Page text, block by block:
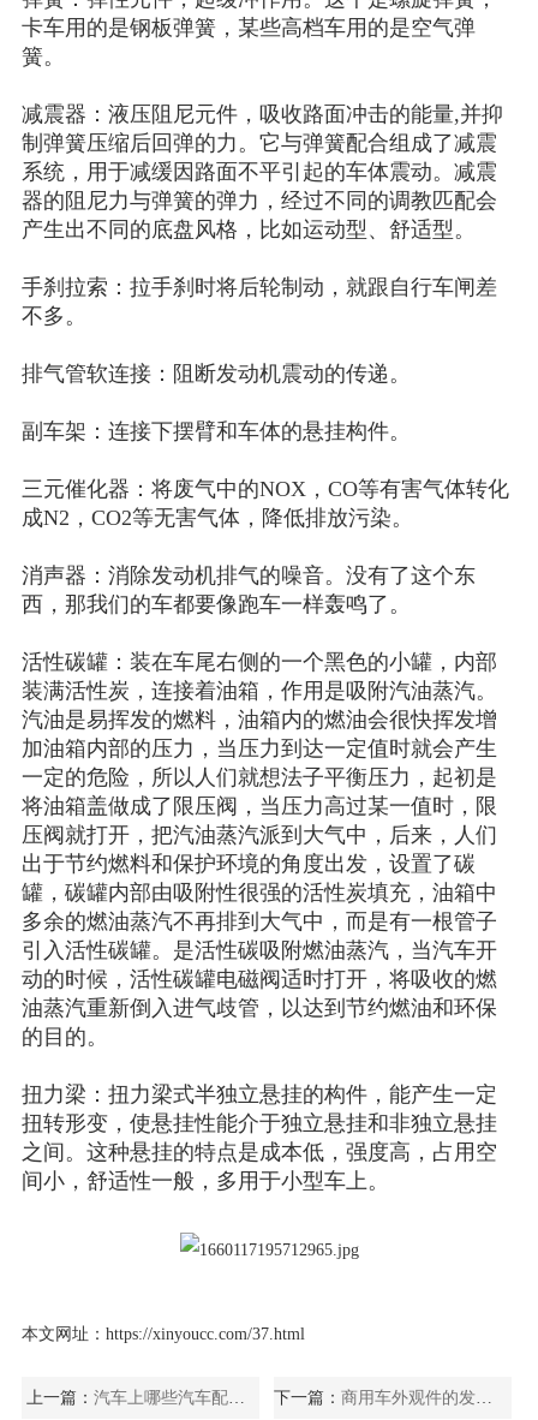
卡车用的是钢板弹簧，某些高档车用的是空气弹
簧。
减震器：液压阻尼元件，吸收路面冲击的能量,并抑
制弹簧压缩后回弹的力。它与弹簧配合组成了减震
系统，用于减缓因路面不平引起的车体震动。减震
器的阻尼力与弹簧的弹力，经过不同的调教匹配会
产生出不同的底盘风格，比如运动型、舒适型。
手刹拉索：拉手刹时将后轮制动，就跟自行车闸差
不多。
排气管软连接：阻断发动机震动的传递。
副车架：连接下摆臂和车体的悬挂构件。
三元催化器：将废气中的NOX，CO等有害气体转化
成N2，CO2等无害气体，降低排放污染。
消声器：消除发动机排气的噪音。没有了这个东
西，那我们的车都要像跑车一样轰鸣了。
活性碳罐：装在车尾右侧的一个黑色的小罐，内部
装满活性炭，连接着油箱，作用是吸附汽油蒸汽。
汽油是易挥发的燃料，油箱内的燃油会很快挥发增
加油箱内部的压力，当压力到达一定值时就会产生
一定的危险，所以人们就想法子平衡压力，起初是
将油箱盖做成了限压阀，当压力高过某一值时，限
压阀就打开，把汽油蒸汽派到大气中，后来，人们
出于节约燃料和保护环境的角度出发，设置了碳
罐，碳罐内部由吸附性很强的活性炭填充，油箱中
多余的燃油蒸汽不再排到大气中，而是有一根管子
引入活性碳罐。是活性碳吸附燃油蒸汽，当汽车开
动的时候，活性碳罐电磁阀适时打开，将吸收的燃
油蒸汽重新倒入进气歧管，以达到节约燃油和环保
的目的。
扭力梁：扭力梁式半独立悬挂的构件，能产生一定
扭转形变，使悬挂性能介于独立悬挂和非独立悬挂
之间。这种悬挂的特点是成本低，强度高，占用空
间小，舒适性一般，多用于小型车上。
本文网址： https://xinyoucc.com/37.html
上一篇： 汽车上哪些汽车配件可以自己更换 下一篇：商用车外观件的发展趋势